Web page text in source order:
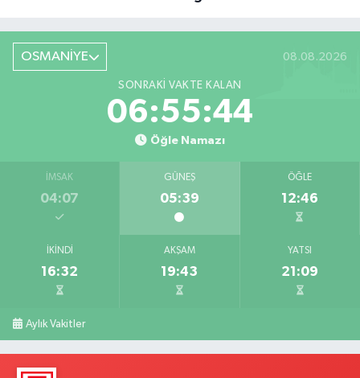
OSMANİYE 08.08.2026
SONRAKI VAKTE KALAN
06:55:43
Öğle Namazı
İMSAK
04:07
GÜNEŞ
05:39
ÖĞLE
12:46
İKINDI
16:32
AKŞAM
19:43
YATSI
21:09
Aylık Vakitler